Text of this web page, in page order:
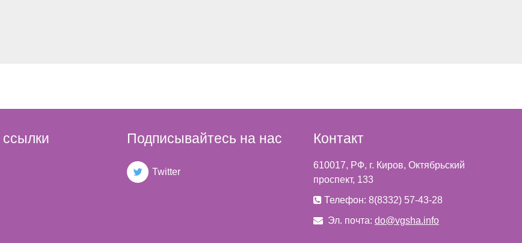
Подписывайтесь на нас
Twitter
Контакт
610017, РФ, г. Киров, Октябрьский
проспект, 133
Телефон: 8(8332) 57-43-28
Эл. почта: do@vgsha.info